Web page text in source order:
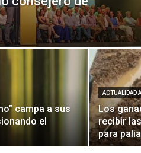
campa a sus
el
ACTUALIDAD
Los
recibir
para